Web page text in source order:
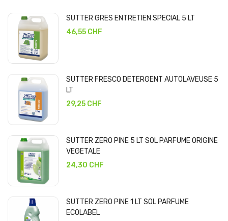
SUTTER GRES ENTRETIEN SPECIAL 5 LT
46,55 CHF
SUTTER FRESCO DETERGENT AUTOLAVEUSE 5
LT
29,25 CHF
SUTTER ZERO PINE 5 LT SOL PARFUME ORIGINE
VEGETALE
24,30 CHF
SUTTER ZERO PINE 1 LT SOL PARFUME
ECOLABEL